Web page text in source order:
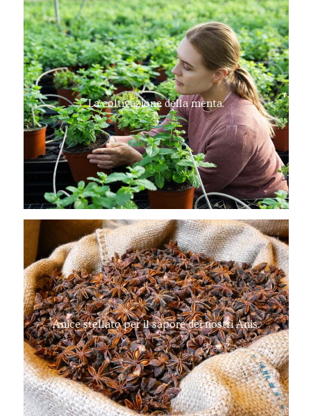
La coltivazione della menta.
Anice stellato per il sapore dei nostri Anis.